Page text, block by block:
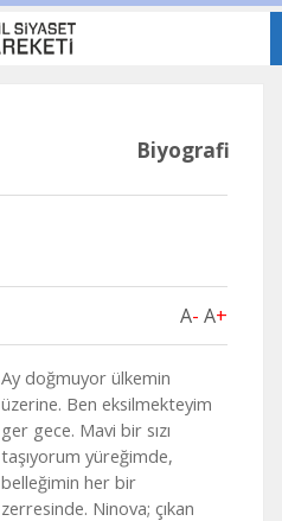
Biyografi
A- A+
Ay doğmuyor ülkemin
üzerine. Ben eksilmekteyim
ger gece. Mavi bir sızı
taşıyorum yüreğimde,
belleğimin her bir
zerresinde. Ninova; çıkan